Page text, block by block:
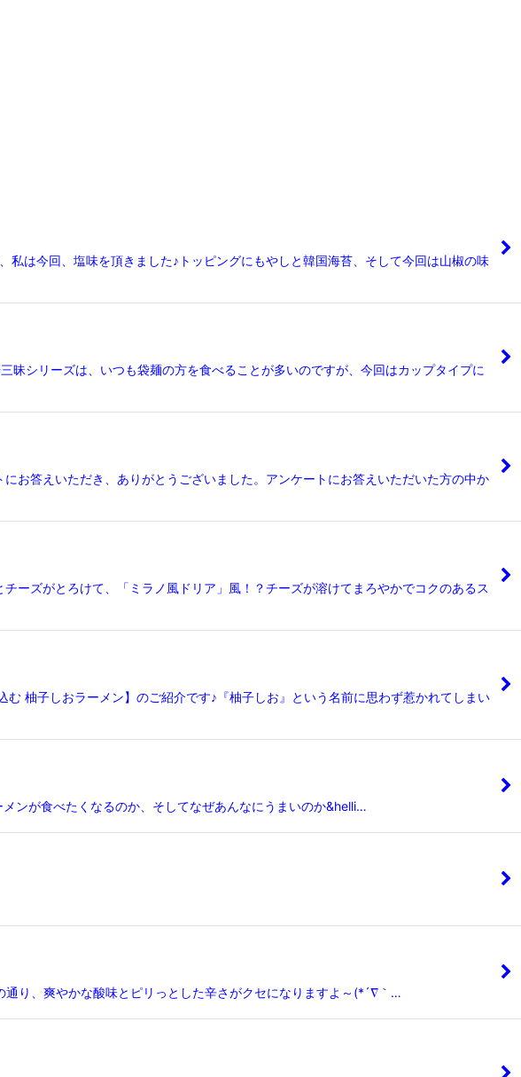
は今回、塩味を頂きました♪トッピングにもやしと韓国海苔、そして今回は山椒の味
シリーズは、いつも袋麺の方を食べることが多いのですが、今回はカップタイプに
お答えいただき、ありがとうございました。アンケートにお答えいただいた方の中か
ーズがとろけて、「ミラノ風ドリア」風！？チーズが溶けてまろやかでコクのあるス
柚子しおラーメン】のご紹介です♪『柚子しお』という名前に思わず惹かれてしまい
ンが食べたくなるのか、そしてなぜあんなにうまいのか&helli…
通り、爽やかな酸味とピリっとした辛さがクセになりますよ～(*´∇｀…